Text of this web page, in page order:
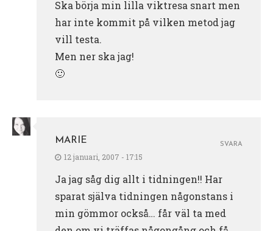
Ska börja min lilla viktresa snart men
har inte kommit på vilken metod jag
vill testa.
Men ner ska jag!
🙂
MARIE
12 januari, 2007 - 17:15
Ja jag såg dig allt i tidningen!! Har
sparat själva tidningen någonstans i
min gömmor också… får väl ta med
SVARA